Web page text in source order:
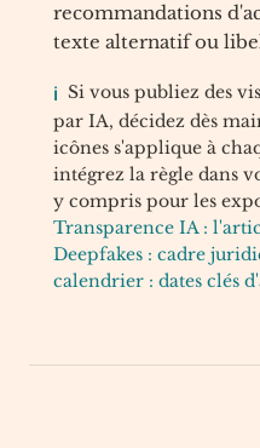
recommandations
texte alternatif ou
Si vous publiez des
par IA, décidez dès
icônes s'applique à
intégrez la règle dans
y compris pour les
Transparence IA :
Deepfakes : cadre
calendrier : dates clés